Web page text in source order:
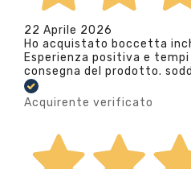
22 Aprile 2026
Ho acquistato boccetta
Esperienza positiva e
consegna del prodotto.
Acquirente verificato